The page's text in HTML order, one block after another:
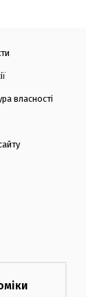
власності